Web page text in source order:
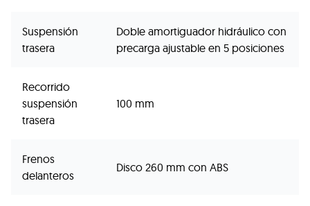
Suspensión
trasera
Doble amortiguador hidráulico con
precarga ajustable en 5 posiciones
Recorrido
suspensión
trasera
100 mm
Frenos
delanteros
Disco 260 mm con ABS